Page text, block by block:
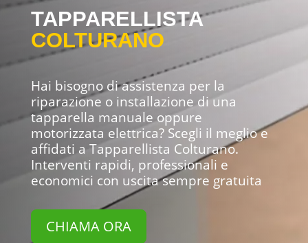
TAPPARELLISTA
COLTURANO
Hai bisogno di assistenza per la
riparazione o installazione di una
tapparella manuale oppure
motorizzata elettrica? Scegli il meglio e
affidati a Tapparellista Colturano.
Interventi rapidi, professionali e
economici con uscita sempre gratuita
CHIAMA ORA